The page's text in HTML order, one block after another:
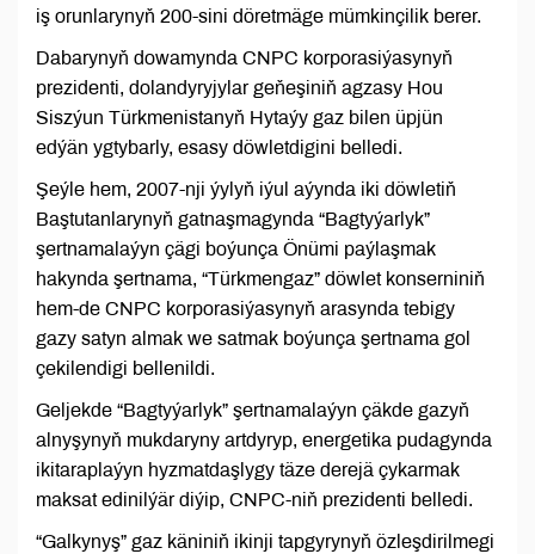
iş orunlarynyň 200-sini döretmäge mümkinçilik berer.
Dabarynyň dowamynda CNPC korporasiýasynyň
prezidenti, dolandyryjylar geňeşiniň agzasy Hou
Siszýun Türkmenistanyň Hytaýy gaz bilen üpjün
edýän ygtybarly, esasy döwletdigini belledi.
Şeýle hem, 2007-nji ýylyň iýul aýynda iki döwletiň
Baştutanlarynyň gatnaşmagynda “Bagtyýarlyk”
şertnamalaýyn çägi boýunça Önümi paýlaşmak
hakynda şertnama, “Türkmengaz” döwlet konserniniň
hem-de CNPC korporasiýasynyň arasynda tebigy
gazy satyn almak we satmak boýunça şertnama gol
çekilendigi bellenildi.
Geljekde “Bagtyýarlyk” şertnamalaýyn çäkde gazyň
alnyşynyň mukdaryny artdyryp, energetika pudagynda
ikitaraplaýyn hyzmatdaşlygy täze derejä çykarmak
maksat edinilýär diýip, CNPC-niň prezidenti belledi.
“Galkynyş” gaz käniniň ikinji tapgyrynyň özleşdirilmegi